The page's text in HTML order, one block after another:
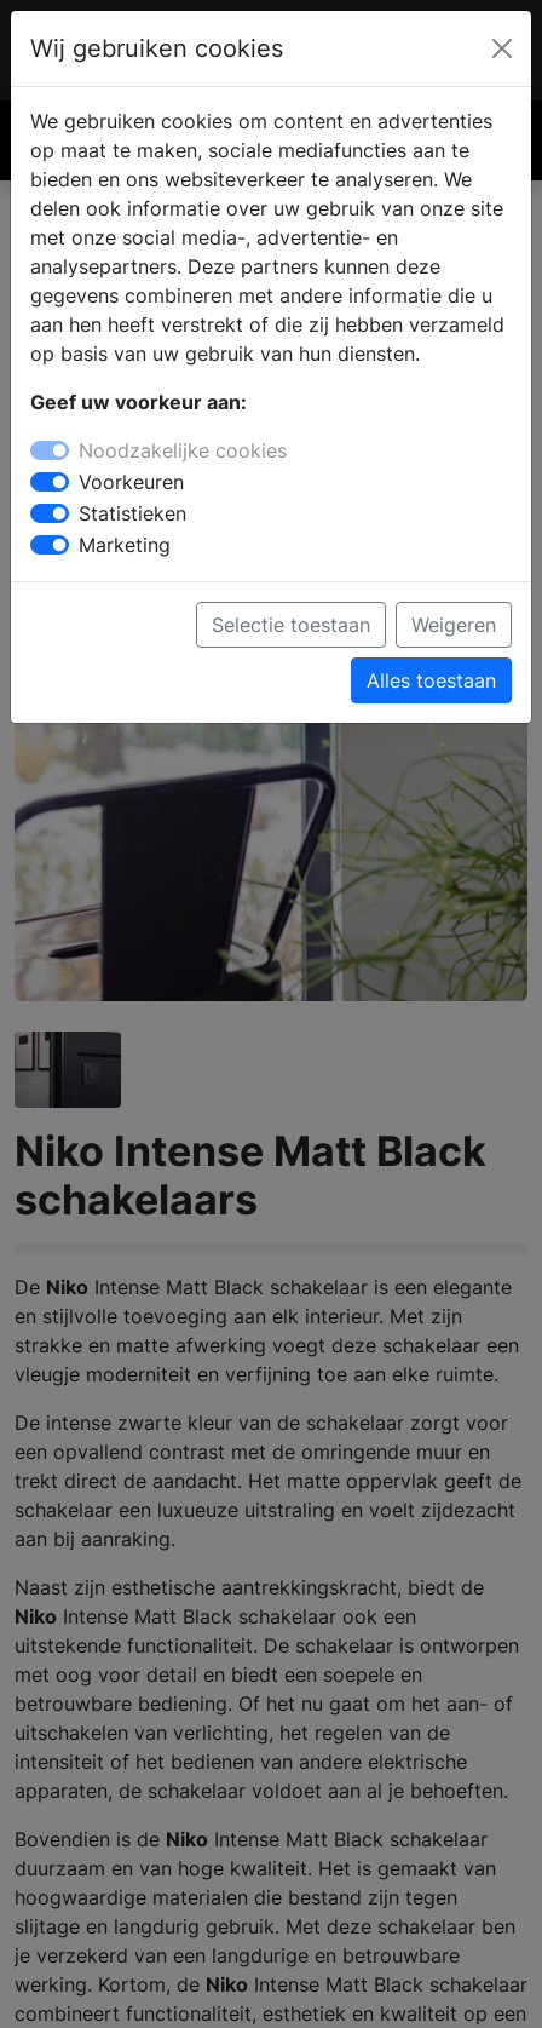
€ 0.00
Niko Intense Matt Black
schakelaars
De Niko Intense Matt Black schakelaar is een elegante
en stijlvolle toevoeging aan elk interieur. Met zijn
strakke en matte afwerking voegt deze schakelaar een
vleugje moderniteit en verfijning toe aan elke ruimte.
De intense zwarte kleur van de schakelaar zorgt voor
een opvallend contrast met de omringende muur en
trekt direct de aandacht. Het matte oppervlak geeft de
schakelaar een luxueuze uitstraling en voelt zijdezacht
aan bij aanraking.
Naast zijn esthetische aantrekkingskracht, biedt de
Niko Intense Matt Black schakelaar ook een
uitstekende functionaliteit. De schakelaar is ontworpen
met oog voor detail en biedt een soepele en
betrouwbare bediening. Of het nu gaat om het aan- of
uitschakelen van verlichting, het regelen van de
intensiteit of het bedienen van andere elektrische
apparaten, de schakelaar voldoet aan al je behoeften.
Bovendien is de Niko Intense Matt Black schakelaar
duurzaam en van hoge kwaliteit. Het is gemaakt van
hoogwaardige materialen die bestand zijn tegen
slijtage en langdurig gebruik. Met deze schakelaar ben
je verzekerd van een langdurige en betrouwbare
werking. Kortom, de Niko Intense Matt Black schakelaar
combineert functionaliteit, esthetiek en kwaliteit op een
Wij gebruiken cookies
We gebruiken cookies om content en advertenties
op maat te maken, sociale mediafuncties aan te
bieden en ons websiteverkeer te analyseren. We
delen ook informatie over uw gebruik van onze site
met onze social media-, advertentie- en
analysepartners. Deze partners kunnen deze
gegevens combineren met andere informatie die u
aan hen heeft verstrekt of die zij hebben verzameld
op basis van uw gebruik van hun diensten.
Geef uw voorkeur aan:
Noodzakelijke cookies
Voorkeuren
Statistieken
Marketing
Selectie toestaan Weigeren
Alles toestaan